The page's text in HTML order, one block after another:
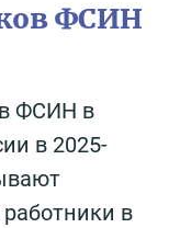
ФСИН
ФСИН в
в 2025-
в